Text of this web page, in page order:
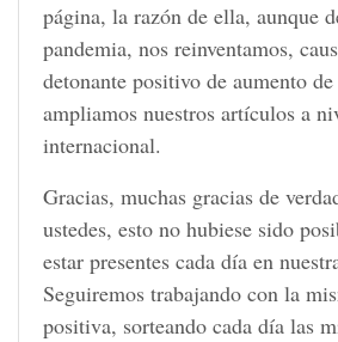
página, la razón de ella, aunque
pandemia, nos reinventamos,
detonante positivo de aumento
ampliamos nuestros artículos a
internacional.
Gracias, muchas gracias de
ustedes, esto no hubiese sido
estar presentes cada día en
Seguiremos trabajando con la
positiva, sorteando cada día las